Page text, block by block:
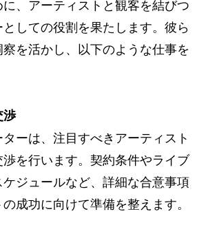
、アーティストと観客を結びつ
しての役割を果たします。彼ら
を活かし、以下のような仕事を
渉
ーは、注目すべきアーティスト
を行います。契約条件やライブ
ジュールなど、詳細な合意事項
成功に向けて準備を整えます。